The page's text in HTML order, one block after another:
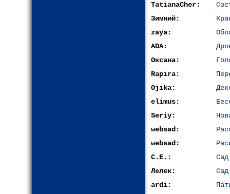
TatianaCher:
Зимний:
zaya:
ADA:
Оксана:
Rapira:
Ojika:
elimus:
Seriy:
websad:
websad:
С.Е.:
Лелек:
ardi: